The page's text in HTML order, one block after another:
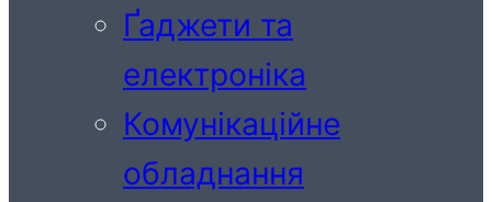
Ґаджети та
електроніка
Комунікаційне
обладнання